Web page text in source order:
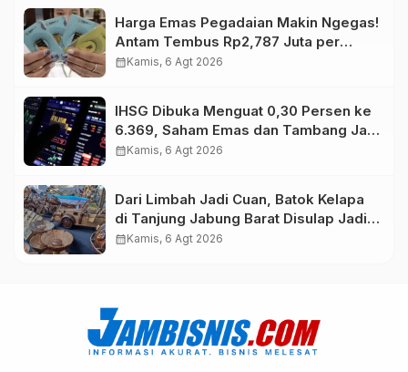
Harga Emas Pegadaian Makin Ngegas!
Antam Tembus Rp2,787 Juta per
Gram
calendar_monthKamis, 6 Agt 2026
IHSG Dibuka Menguat 0,30 Persen ke
6.369, Saham Emas dan Tambang Jadi
Penggerak
calendar_monthKamis, 6 Agt 2026
Dari Limbah Jadi Cuan, Batok Kelapa
di Tanjung Jabung Barat Disulap Jadi
Kerajinan Bernilai Tinggi
calendar_monthKamis, 6 Agt 2026